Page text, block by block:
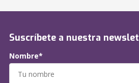
Suscríbete a nuestra
Nombre*